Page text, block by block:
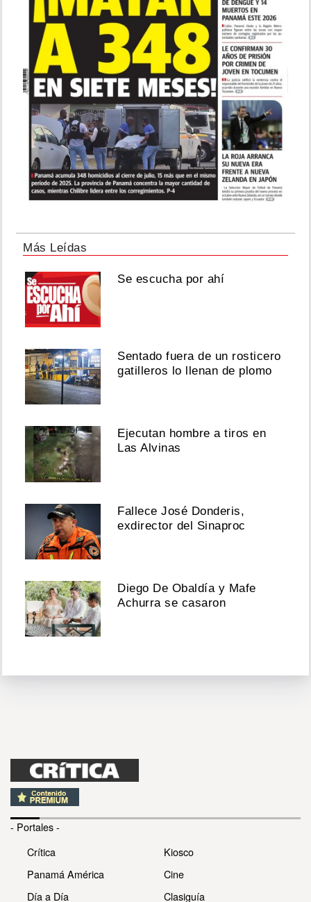
Más Leídas
Se escucha por ahí
Sentado fuera de un rosticero
gatilleros lo llenan de plomo
Ejecutan hombre a tiros en
Las Alvinas
Fallece José Donderis,
exdirector del Sinaproc
Diego De Obaldía y Mafe
Achurra se casaron
- Portales -
Crítica
Panamá América
Día a Día
Kiosco
Cine
Clasiguía